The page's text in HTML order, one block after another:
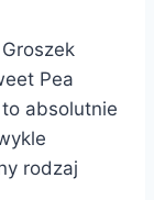
Pea
absolutnie
rodzaj